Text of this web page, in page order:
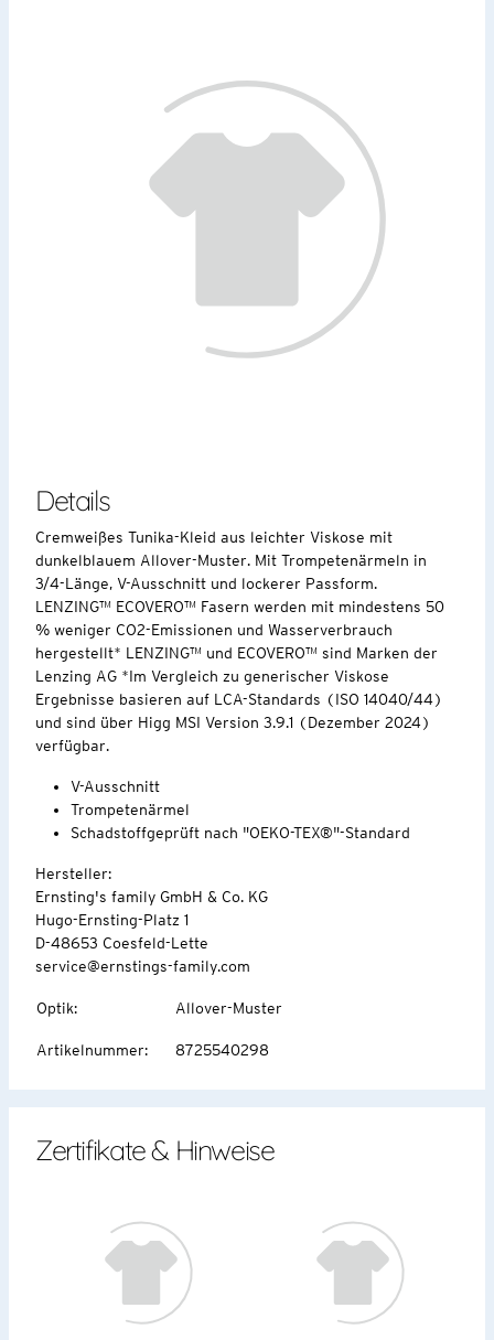
Details
Cremweißes Tunika-Kleid aus leichter Viskose mit
dunkelblauem Allover-Muster. Mit Trompetenärmeln in
3/4-Länge, V-Ausschnitt und lockerer Passform.
LENZING™ ECOVERO™ Fasern werden mit mindestens 50
% weniger CO2-Emissionen und Wasserverbrauch
hergestellt* LENZING™ und ECOVERO™ sind Marken der
Lenzing AG *Im Vergleich zu generischer Viskose
Ergebnisse basieren auf LCA-Standards (ISO 14040/44)
und sind über Higg MSI Version 3.9.1 (Dezember 2024)
verfügbar.
V-Ausschnitt
Trompetenärmel
Schadstoffgeprüft nach "OEKO-TEX®"-Standard
Hersteller:
Ernsting's family GmbH & Co. KG
Hugo-Ernsting-Platz 1
D-48653 Coesfeld-Lette
service@ernstings-family.com
Optik: Allover-Muster
Artikelnummer: 8725540298
Zertifikate & Hinweise